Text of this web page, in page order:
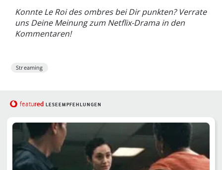
Konnte Le Roi des ombres bei Dir punkten? Verrate
uns Deine Meinung zum Netflix-Drama in den
Kommentaren!
Streaming
featured LESEEMPFEHLUNGEN